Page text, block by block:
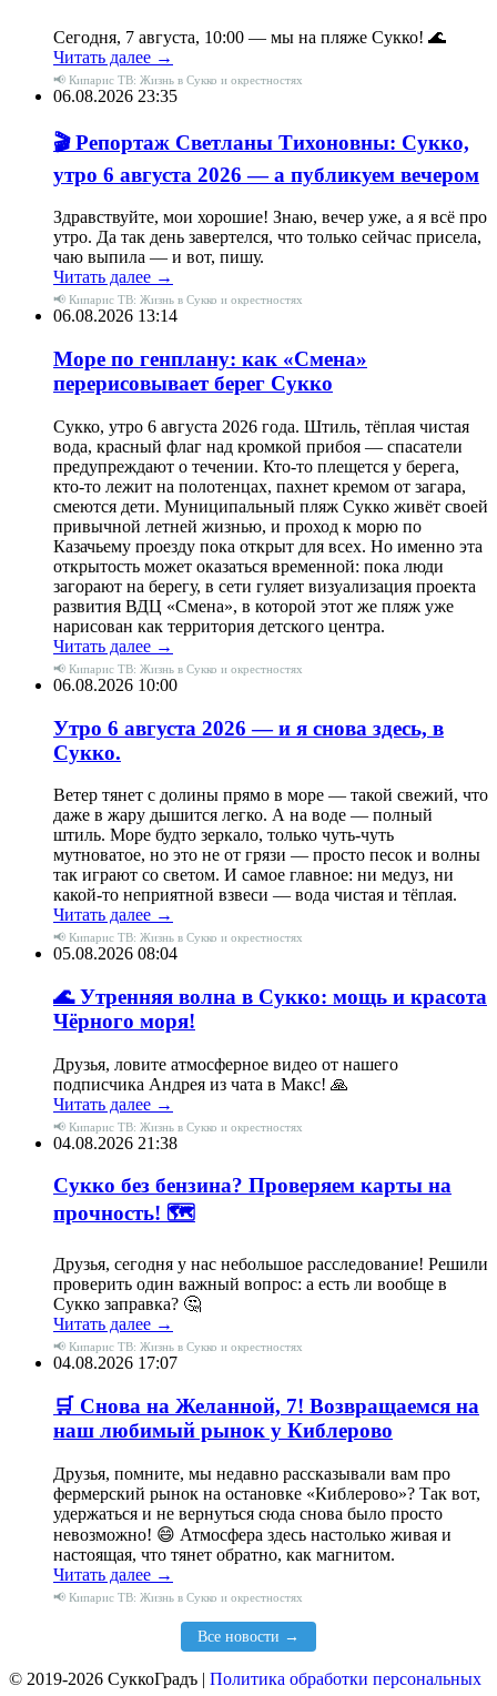
Сегодня, 7 августа, 10:00 — мы на пляже Сукко! 🌊
Читать далее →
📢 Кипарис ТВ: Жизнь в Сукко и окрестностях
06.08.2026 23:35
🎬 Репортаж Светланы Тихоновны: Сукко,
утро 6 августа 2026 — а публикуем вечером
Здравствуйте, мои хорошие! Знаю, вечер уже, а я всё про
утро. Да так день завертелся, что только сейчас присела,
чаю выпила — и вот, пишу.
Читать далее →
📢 Кипарис ТВ: Жизнь в Сукко и окрестностях
06.08.2026 13:14
Море по генплану: как «Смена»
перерисовывает берег Сукко
Сукко, утро 6 августа 2026 года. Штиль, тёплая чистая
вода, красный флаг над кромкой прибоя — спасатели
предупреждают о течении. Кто-то плещется у берега,
кто-то лежит на полотенцах, пахнет кремом от загара,
смеются дети. Муниципальный пляж Сукко живёт своей
привычной летней жизнью, и проход к морю по
Казачьему проезду пока открыт для всех. Но именно эта
открытость может оказаться временной: пока люди
загорают на берегу, в сети гуляет визуализация проекта
развития ВДЦ «Смена», в которой этот же пляж уже
нарисован как территория детского центра.
Читать далее →
📢 Кипарис ТВ: Жизнь в Сукко и окрестностях
06.08.2026 10:00
Утро 6 августа 2026 — и я снова здесь, в
Сукко.
Ветер тянет с долины прямо в море — такой свежий, что
даже в жару дышится легко. А на воде — полный
штиль. Море будто зеркало, только чуть-чуть
мутноватое, но это не от грязи — просто песок и волны
так играют со светом. И самое главное: ни медуз, ни
какой-то неприятной взвеси — вода чистая и тёплая.
Читать далее →
📢 Кипарис ТВ: Жизнь в Сукко и окрестностях
05.08.2026 08:04
🌊 Утренняя волна в Сукко: мощь и красота
Чёрного моря!
Друзья, ловите атмосферное видео от нашего
подписчика Андрея из чата в Макс! 🙏
Читать далее →
📢 Кипарис ТВ: Жизнь в Сукко и окрестностях
04.08.2026 21:38
Сукко без бензина? Проверяем карты на
прочность! 🗺️
Друзья, сегодня у нас небольшое расследование! Решили
проверить один важный вопрос: а есть ли вообще в
Сукко заправка? 🤔
Читать далее →
📢 Кипарис ТВ: Жизнь в Сукко и окрестностях
04.08.2026 17:07
🛒 Снова на Желанной, 7! Возвращаемся на
наш любимый рынок у Киблерово
Друзья, помните, мы недавно рассказывали вам про
фермерский рынок на остановке «Киблерово»? Так вот,
удержаться и не вернуться сюда снова было просто
невозможно! 😄 Атмосфера здесь настолько живая и
настоящая, что тянет обратно, как магнитом.
Читать далее →
📢 Кипарис ТВ: Жизнь в Сукко и окрестностях
Все новости →
© 2019-2026 СуккоГрадъ | Политика обработки персональных